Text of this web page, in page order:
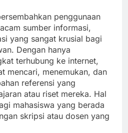
penggunaan
sumber informasi,
yang sangat krusial bagi
Dengan hanya
terhubung ke internet,
mencari, menemukan, dan
referensi yang
atau riset mereka. Hal
mahasiswa yang berada
skripsi atau dosen yang